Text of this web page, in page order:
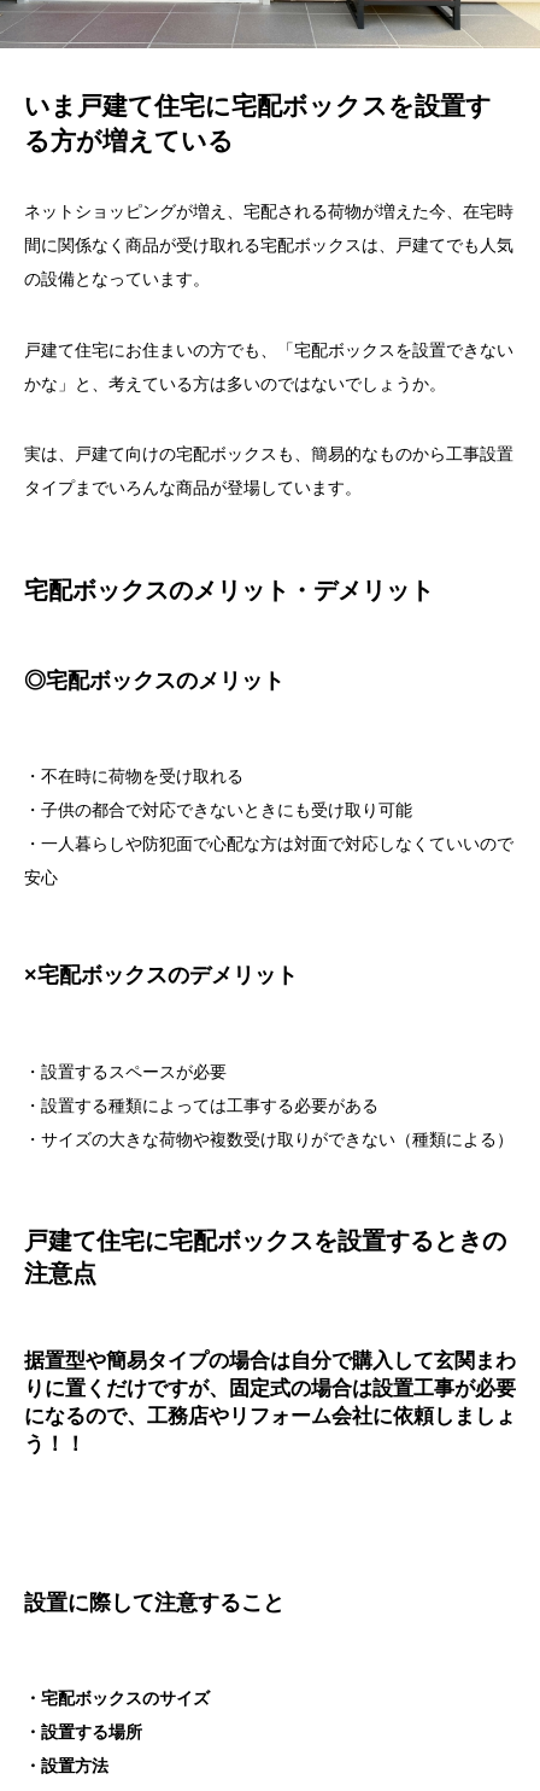
いま戸建て住宅に宅配ボックスを設置す
る方が増えている
ネットショッピングが増え、宅配される荷物が増えた今、在宅時
間に関係なく商品が受け取れる宅配ボックスは、戸建てでも人気
の設備となっています。
戸建て住宅にお住まいの方でも、「宅配ボックスを設置できない
かな」と、考えている方は多いのではないでしょうか。
実は、戸建て向けの宅配ボックスも、簡易的なものから工事設置
タイプまでいろんな商品が登場しています。
宅配ボックスのメリット・デメリット
◎宅配ボックスのメリット
・不在時に荷物を受け取れる
・子供の都合で対応できないときにも受け取り可能
・一人暮らしや防犯面で心配な方は対面で対応しなくていいので
安心
×宅配ボックスのデメリット
・設置するスペースが必要
・設置する種類によっては工事する必要がある
・サイズの大きな荷物や複数受け取りができない（種類による）
戸建て住宅に宅配ボックスを設置するときの
注意点
据置型や簡易タイプの場合は自分で購入して玄関まわ
りに置くだけですが、固定式の場合は設置工事が必要
になるので、工務店やリフォーム会社に依頼しましょ
う！！
設置に際して注意すること
・宅配ボックスのサイズ
・設置する場所
・設置方法